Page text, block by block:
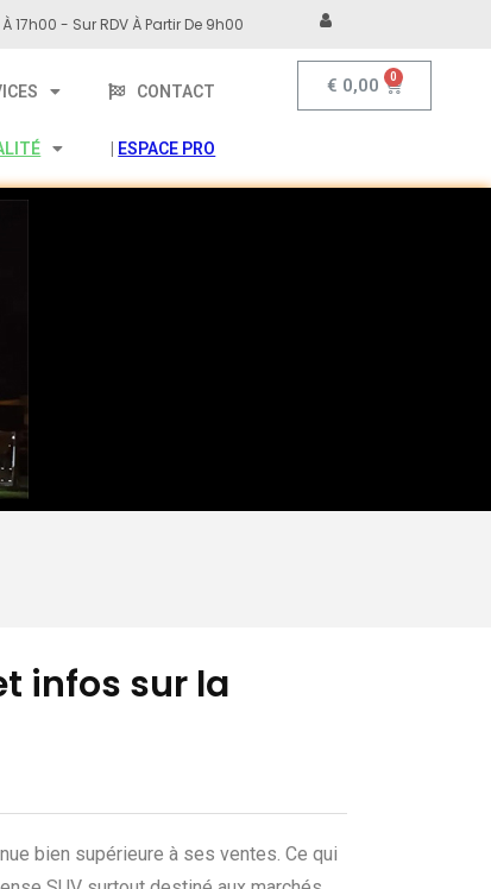
- Sur RDV À Partir De 9h00
CONTACT
ESPACE PRO
€ 0,00
infos sur la
bien supérieure à ses ventes. Ce qui